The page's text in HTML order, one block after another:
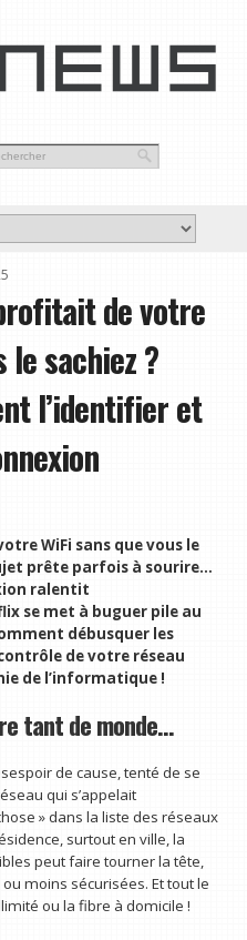
de votre
le sachiez ?
l’identifier et
WiFi sans que vous le
prête parfois à sourire…
ralentit
se met à buguer pile au
débusquer les
de votre réseau
de l’informatique !
tant de monde…
de cause, tenté de se
qui s’appelait
» dans la liste des réseaux
surtout en ville, la
peut faire tourner la tête,
moins sécurisées. Et tout le
ou la fibre à domicile !